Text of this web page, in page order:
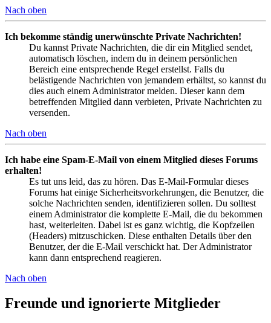
Nach oben
Ich bekomme ständig unerwünschte Private Nachrichten!
Du kannst Private Nachrichten, die dir ein Mitglied sendet,
automatisch löschen, indem du in deinem persönlichen
Bereich eine entsprechende Regel erstellst. Falls du
belästigende Nachrichten von jemandem erhältst, so kannst du
dies auch einem Administrator melden. Dieser kann dem
betreffenden Mitglied dann verbieten, Private Nachrichten zu
versenden.
Nach oben
Ich habe eine Spam-E-Mail von einem Mitglied dieses Forums
erhalten!
Es tut uns leid, das zu hören. Das E-Mail-Formular dieses
Forums hat einige Sicherheitsvorkehrungen, die Benutzer, die
solche Nachrichten senden, identifizieren sollen. Du solltest
einem Administrator die komplette E-Mail, die du bekommen
hast, weiterleiten. Dabei ist es ganz wichtig, die Kopfzeilen
(Headers) mitzuschicken. Diese enthalten Details über den
Benutzer, der die E-Mail verschickt hat. Der Administrator
kann dann entsprechend reagieren.
Nach oben
Freunde und ignorierte Mitglieder